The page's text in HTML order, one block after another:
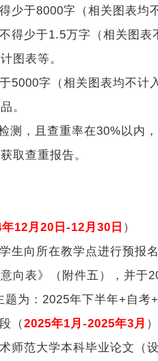
于8000字（相关图表均
少于1.5万字（相关图表
图表等。
字（相关图表均不计
。
测，且查重率在30%以内
取查重报告。
12月20日-12月30日 ）
生向所在教学点进行预报
向表》（附件五），并于
为：2025年下半年+自考+
（2025年1月-2025年3月 ）
师范大学本科毕业论文（